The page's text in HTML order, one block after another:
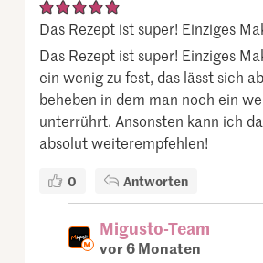
Das Rezept ist super! Einziges
Das Rezept ist super! Einziges
ein wenig zu fest, das lässt sich
beheben in dem man noch ein
unterrührt. Ansonsten kann ich
absolut weiterempfehlen!
0 Antworten
Migusto-Team
vor 6 Monaten